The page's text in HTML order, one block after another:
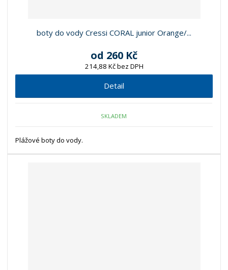
boty do vody Cressi CORAL junior Orange/...
od 260 Kč
214,88 Kč bez DPH
Detail
SKLADEM
Plážové boty do vody.